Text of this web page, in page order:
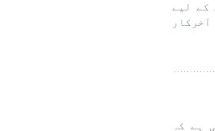
کے لیے
ہے کہ